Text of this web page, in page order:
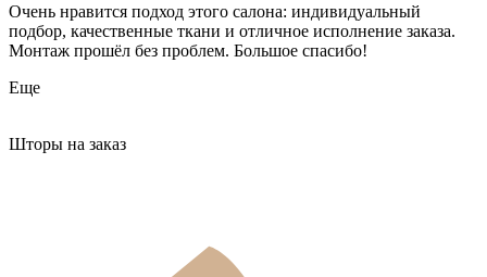
Очень нравится подход этого салона: индивидуальный
подбор, качественные ткани и отличное исполнение заказа.
Монтаж прошёл без проблем. Большое спасибо!
Еще
Шторы на заказ